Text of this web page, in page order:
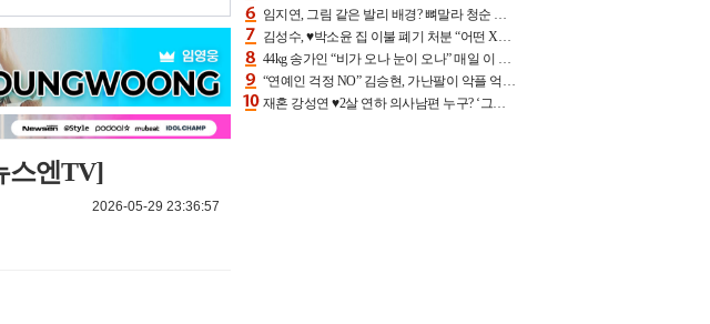
스엔TV]
2026-05-29 23:36:57
임지연, 그림 같은 발리 배경? 뼈말라 청순 비키니 핏에 상대 안 되네
김성수, ♥박소윤 집 이불 폐기 처분 “어떤 X이랑 썼을지 몰라” 질투(신랑수업2)[어제TV]
44kg 송가인 “비가 오나 눈이 오나” 매일 이 운동, 허벅지 근육량 상승+체지방 감소
“연예인 걱정 NO” 김승현, 가난팔이 악플 억울할만‥아내+딸과 日 여행
재혼 강성연 ♥2살 연하 의사남편 누구? ‘그알’ 자문의에 훈남 비주얼 초엘리트 스펙 [종합]